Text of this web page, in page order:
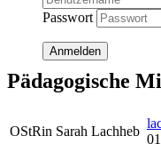
Passwort
Anmelden
Pädagogische
OStRin Sarah Lachheb